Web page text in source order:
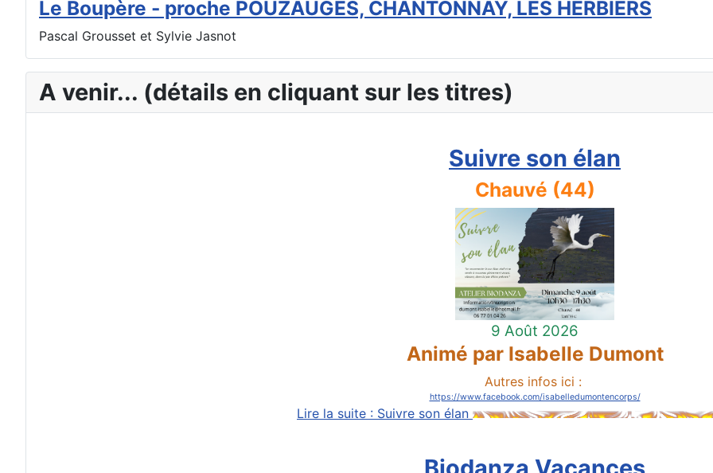
Le Boupère - proche POUZAUGES, CHANTONNAY, LES HERBIERS
Pascal Grousset et Sylvie Jasnot
A venir... (détails en cliquant sur les titres)
Suivre son élan
Chauvé (44)
9 Août 2026
Animé par Isabelle Dumont
Autres infos ici :
https://www.facebook.com/isabelledumontencorps/
Lire la suite : Suivre son élan